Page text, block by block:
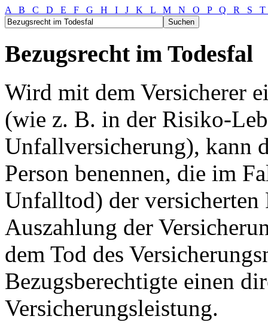
A B C D E F G H I J K L M N O P Q R S
Bezugsrecht im Todesfal
Wird mit dem Versicherer
(wie z. B. in der Risiko-
Unfallversicherung), kann
Person benennen, die im
Unfalltod) der versicherten
Auszahlung der
dem Tod des
Bezugsberechtigte einen
Versicherungsleistung.